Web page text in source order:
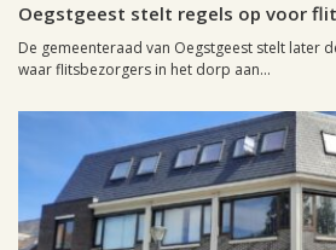
Oegstgeest stelt regels op voor
De gemeenteraad van Oegstgeest stelt later
waar flitsbezorgers in het dorp aan...